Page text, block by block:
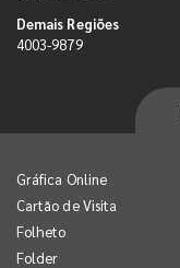
Demais Regiões
4003-9879
Gráfica Online
Cartão de Visita
Folheto
Folder